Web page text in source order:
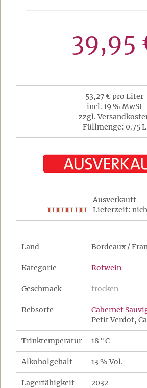
39,95
53,27 € pro Liter
incl. 19 % MwSt
zzgl.
Füllmenge: 0.75 L
Ausverkauft
Lieferzeit:
Land Bordeaux /
Kategorie Rotwein
Geschmack trocken
Rebsorte Cabernet
Petit Verdot,
Trinktemperatur 18 ° C
Alkoholgehalt 13 % Vol.
Lagerfähigkeit 2032